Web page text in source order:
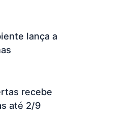
lança a
recebe
até 2/9